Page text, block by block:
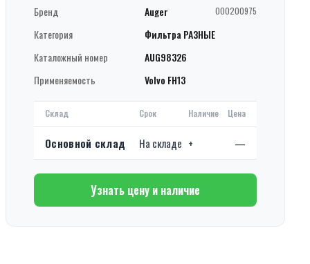
Бренд Auger 000200975
Категория
Фильтра РАЗНЫЕ
Каталожный номер
AUG98326
Применяемость
Volvo FH13
Склад Срок Наличие Цена
Основной склад На складе + —
Узнать цену и наличие